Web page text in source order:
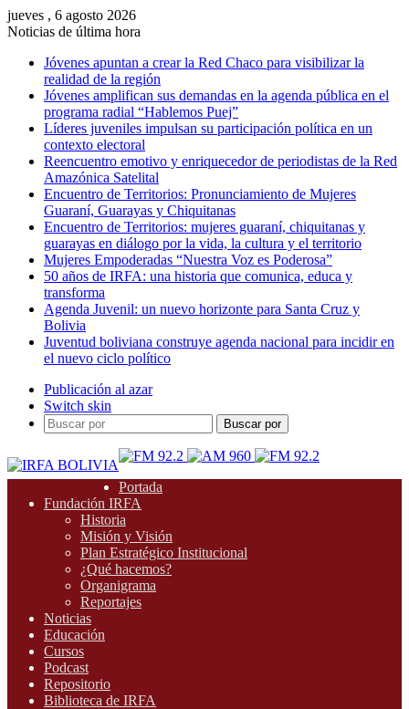
jueves , 6 agosto 2026
Noticias de última hora
Jóvenes apuntan a crear la Red Chaco para visibilizar la
realidad de la región
Jóvenes amplifican sus demandas en la agenda pública en el
programa radial “Hablemos Puej”
Líderes juveniles impulsan su participación política en un
contexto electoral
Reencuentro emotivo y enriquecedor de periodistas de la Red
Amazónica Satelital
Encuentro de Territorios: Pronunciamiento de Mujeres
Guaraní, Guarayas y Chiquitanas
Encuentro de Territorios: mujeres guaraní, chiquitanas y
guarayas en diálogo por la vida, la cultura y el territorio
Mujeres Empoderadas “Nuestra Voz es Poderosa”
50 años de IRFA: una historia que comunica, educa y
transforma
Agenda Juvenil: un nuevo horizonte para Santa Cruz y
Bolivia
Juventud boliviana construye agenda nacional para incidir en
el nuevo ciclo político
Publicación al azar
Switch skin
Buscar por
Portada
Fundación IRFA
Historia
Misión y Visión
Plan Estratégico Institucional
¿Qué hacemos?
Organigrama
Reportajes
Noticias
Educación
Cursos
Podcast
Repositorio
Biblioteca de IRFA